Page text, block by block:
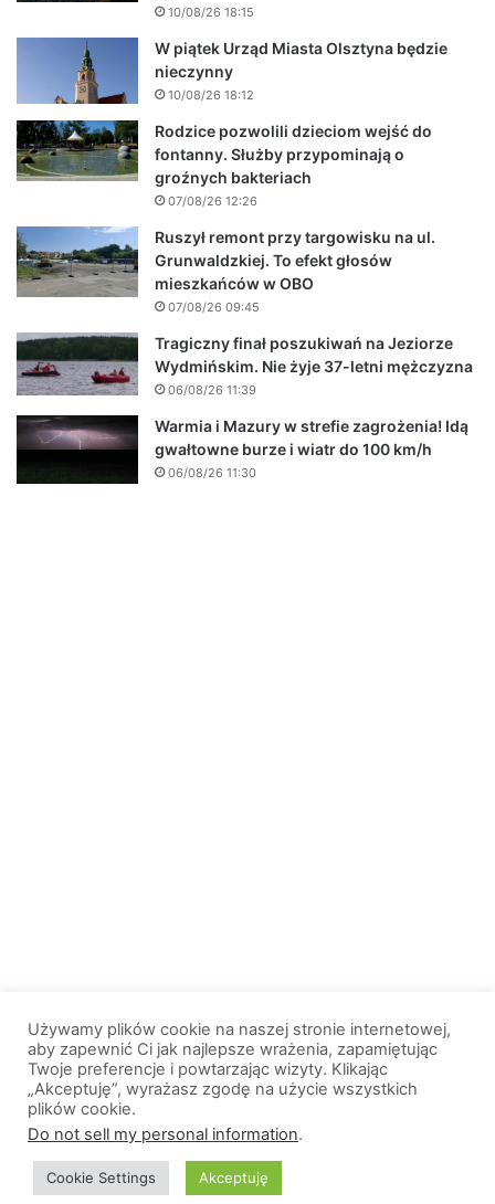
10/08/26 18:15
W piątek Urząd Miasta Olsztyna będzie
nieczynny
10/08/26 18:12
Rodzice pozwolili dzieciom wejść do
fontanny. Służby przypominają o
groźnych bakteriach
07/08/26 12:26
Ruszył remont przy targowisku na ul.
Grunwaldzkiej. To efekt głosów
mieszkańców w OBO
07/08/26 09:45
Tragiczny finał poszukiwań na Jeziorze
Wydmińskim. Nie żyje 37-letni mężczyzna
06/08/26 11:39
Warmia i Mazury w strefie zagrożenia! Idą
gwałtowne burze i wiatr do 100 km/h
06/08/26 11:30
© 2013-2026, All Rights Reserved. Wszelkie prawa zastrzeżone. |
O nas
Logo portalu Polityka prywatności
Używamy plików cookie na naszej stronie internetowej,
aby zapewnić Ci jak najlepsze wrażenia, zapamiętując
Twoje preferencje i powtarzając wizyty. Klikając
„Akceptuję”, wyrażasz zgodę na użycie wszystkich
plików cookie.
Do not sell my personal information.
Cookie Settings Akceptuję